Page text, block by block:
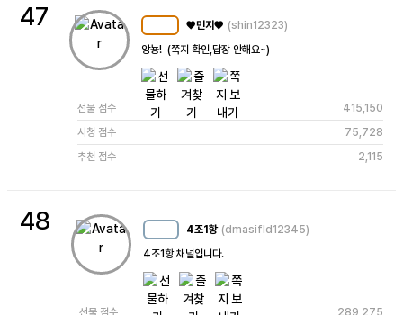
47 ♥민지♥ (shin12323)
앙뇽!  (쪽지 확인,답장 안해요~)
선물 점수
415,150
시청 점수
75,728
추천 점수
2,115
48 4조1항 (dmasifld12345)
4조1항 채널입니다.
선물 점수
289,275